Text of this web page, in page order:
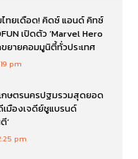
ทยเดือด! คิดซ์ แอนด์ คิทซ์
เปิดตัว ‘Marvel Hero
ขยายคอมมูนิตี้ทั่วประเทศ
pm
กษตรนครปฐมรวมสุดยอด
มืองเจดีย์ชูแบรนด์
’
pm